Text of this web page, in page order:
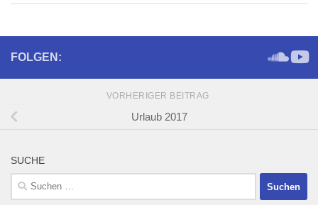
FOLGEN:
VORHERIGER BEITRAG
Urlaub 2017
SUCHE
Suchen
nach: